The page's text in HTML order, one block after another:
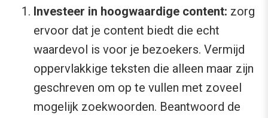
Investeer in hoogwaardige content: zorg
ervoor dat je content biedt die echt
waardevol is voor je bezoekers. Vermijd
oppervlakkige teksten die alleen maar zijn
geschreven om op te vullen met zoveel
mogelijk zoekwoorden. Beantwoord de